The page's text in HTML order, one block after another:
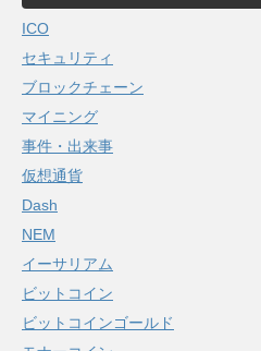
ICO
セキュリティ
ブロックチェーン
マイニング
事件・出来事
仮想通貨
Dash
NEM
イーサリアム
ビットコイン
ビットコインゴールド